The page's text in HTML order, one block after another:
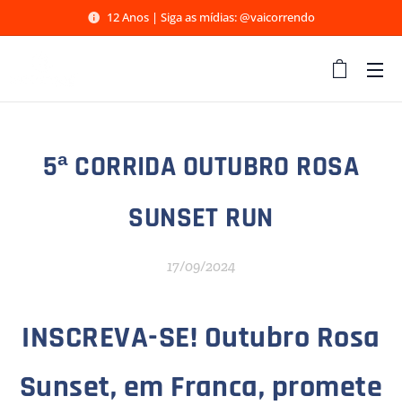
12 Anos | Siga as mídias: @vaicorrendo
5ª CORRIDA OUTUBRO ROSA
SUNSET RUN
17/09/2024
INSCREVA-SE! Outubro Rosa
Sunset, em Franca, promete